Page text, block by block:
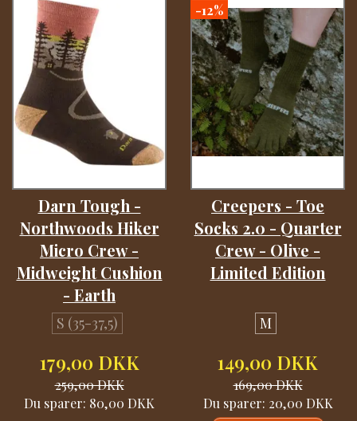
Darn Tough -
Northwoods Hiker
Micro Crew -
Midweight Cushion
- Earth
S (35-37,5)
179,00 DKK
259,00 DKK
Du sparer: 80,00 DKK
-12%
Creepers - Toe
Socks 2.0 - Quarter
Crew - Olive -
Limited Edition
M
149,00 DKK
169,00 DKK
Du sparer: 20,00 DKK